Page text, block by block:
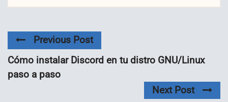
Previous Post
Cómo instalar Discord en tu distro GNU/Linux
paso a paso
Next Post